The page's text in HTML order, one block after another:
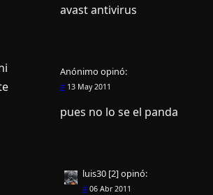
avast antivirus
Anónimo opinó:
#13 May 2011
pues no lo se el panda
luis30 [2]opinó:
#06 Abr 2011